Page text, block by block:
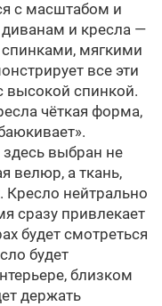
с масштабом и
и кресла —
мягкими
все эти
высокой спинкой.
чёткая форма,
здесь выбран не
велюр, а ткань,
нейтрально
сразу привлекает
будет смотреться
будет
близком
держать